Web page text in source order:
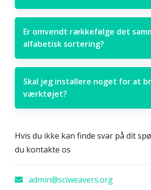
Er omvendt rækkefølge det
alfabetisk sortering?
Skal jeg installere noget for at
værktøjet?
Hvis du ikke kan finde svar på dit
du kontakte os
admin@sciweavers.org